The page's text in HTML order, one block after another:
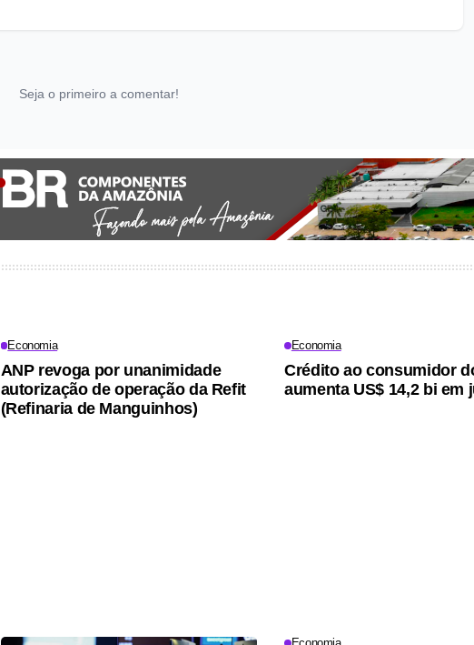
Seja o primeiro a comentar!
Economia
ANP revoga por unanimidade
autorização de operação da Refit
(Refinaria de Manguinhos)
Economia
Crédito ao consumidor
aumenta US$ 14,2 bi em